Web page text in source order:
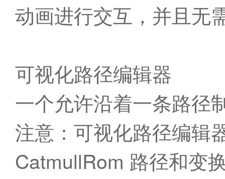
动画进行交互，并且无
可视化路径编辑器
一个允许沿着一条路径
注意：可视化路径编辑
CatmullRom 路径和变